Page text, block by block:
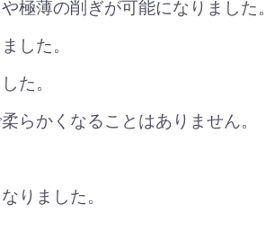
極薄の削ぎが可能になりました。
した。
た。
らかくなることはありません。
りました。